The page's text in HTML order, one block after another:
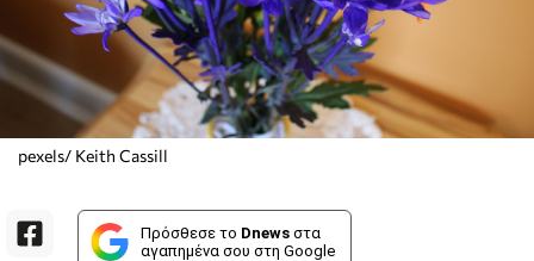
pexels/ Keith Cassill
Πρόσθεσε το Dnews στα
αγαπημένα σου στη Google